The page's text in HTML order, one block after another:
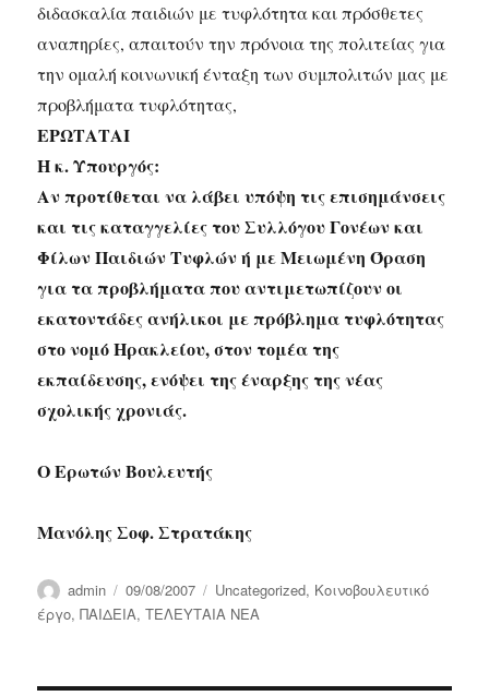
διδασκαλία παιδιών με τυφλότητα και πρόσθετες
αναπηρίες, απαιτούν την πρόνοια της πολιτείας για
την ομαλή κοινωνική ένταξη των συμπολιτών μας με
προβλήματα τυφλότητας,
ΕΡΩΤΑΤΑΙ
Η κ. Υπουργός:
Αν προτίθεται να λάβει υπόψη τις επισημάνσεις
και τις καταγγελίες του Συλλόγου Γονέων και
Φίλων Παιδιών Τυφλών ή με Μειωμένη Όραση
για τα προβλήματα που αντιμετωπίζουν οι
εκατοντάδες ανήλικοι με πρόβλημα τυφλότητας
στο νομό Ηρακλείου, στον τομέα της
εκπαίδευσης, ενόψει της έναρξης της νέας
σχολικής χρονιάς.
Ο Ερωτών Βουλευτής
Μανόλης Σοφ. Στρατάκης
Author
admin
Posted
on
09/08/2007 Categories
Uncategorized, Κοινοβουλευτικό
έργο,ΠΑΙΔΕΙΑ,ΤΕΛΕΥΤΑΙΑ ΝΕΑ